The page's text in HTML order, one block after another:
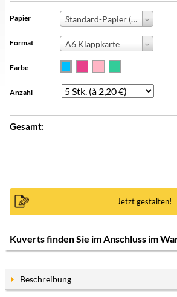
Papier Standard-Papier (+0,00 €)
Format A6 Klappkarte
Farbe
Anzahl
Gesamt:
Jetzt gestalten!
Kuverts finden Sie im Anschluss im
Beschreibung